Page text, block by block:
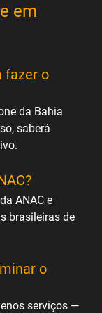
em
fazer o
da Bahia
saberá
ANAC e
brasileiras de
o
serviços —